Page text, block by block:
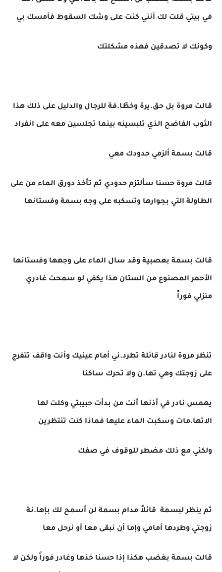
في بيتي قلت لك أنني كنت على وشك السقوط فأمسك بي
وكونك لا تصدقين فهذه مشكلتك
قالت مروة بل حق.يرة وخطّا.فة للرجال والدليل على ذلك هذا
الثوب الفاضح الذي تلبسينه بينما تجلسين معه على انفراد
قالت بسمة ألزمي حدودك معي
قالت مروة حسنا سألتزم حدودي ثم تأخذ دورق الماء من على
الطاولة التي بجوارها وتسكبه على وجه بسمة وفستانها
قالت بسمة بعصبية وقد سال الماء على وجهها وفستانها
الأحمر المصنوع من الستان هذا يكفي لو سمحت غادري
منزلي فوراً
تنظر مروة لنادر قائلة تطرد.ني أمام عينيك وأنت واقف تتفرج
على زوجتك وهي تها.ن ولا تحرك ساكنا
يهمس نادر في أذنها أنت من بدأت حبيبتي وكلت لها
الاتها.مات وسكبت الماء عليها فماذا كنت تنتظرين
ولكني مع ذلك مضطر للوقوف في صفك
ثم ينظر لبسمة قائلاً مدام بسمة لن أسمح لك بإها.نة
زوجتي وطردها أمامي وإما أن نبقى معا أو نرحل معا
قالت بسمة بغضب هكذا إذا حسنا خذها وغادر فوراً ولكن لا